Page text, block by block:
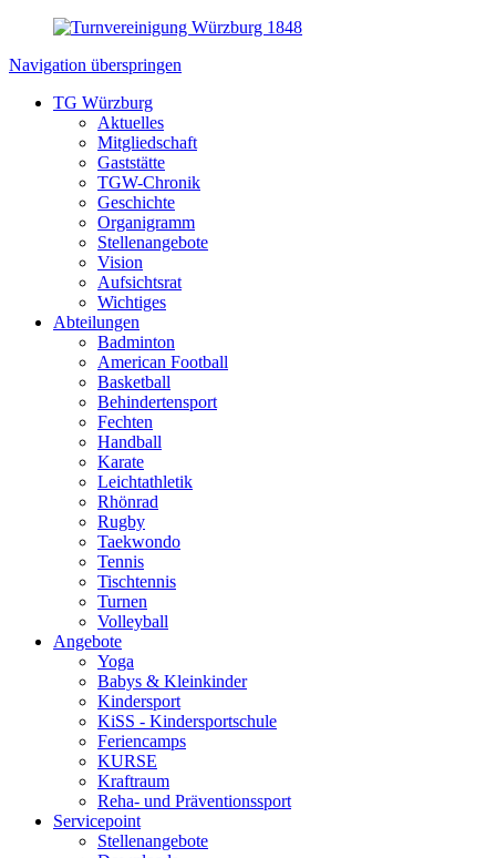
Navigation überspringen
TG Würzburg
Aktuelles
Mitgliedschaft
Gaststätte
TGW-Chronik
Geschichte
Organigramm
Stellenangebote
Vision
Aufsichtsrat
Wichtiges
Abteilungen
Badminton
American Football
Basketball
Behindertensport
Fechten
Handball
Karate
Leichtathletik
Rhönrad
Rugby
Taekwondo
Tennis
Tischtennis
Turnen
Volleyball
Angebote
Yoga
Babys & Kleinkinder
Kindersport
KiSS - Kindersportschule
Feriencamps
KURSE
Kraftraum
Reha- und Präventionssport
Servicepoint
Stellenangebote